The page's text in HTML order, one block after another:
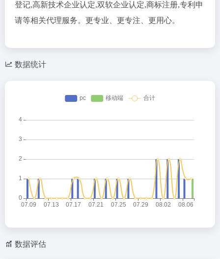
登记,高新技术企业认定,双软企业认定,商标注册,专利申
请等相关代理服务。更专业、更专注、更用心。
数据统计
数据评估